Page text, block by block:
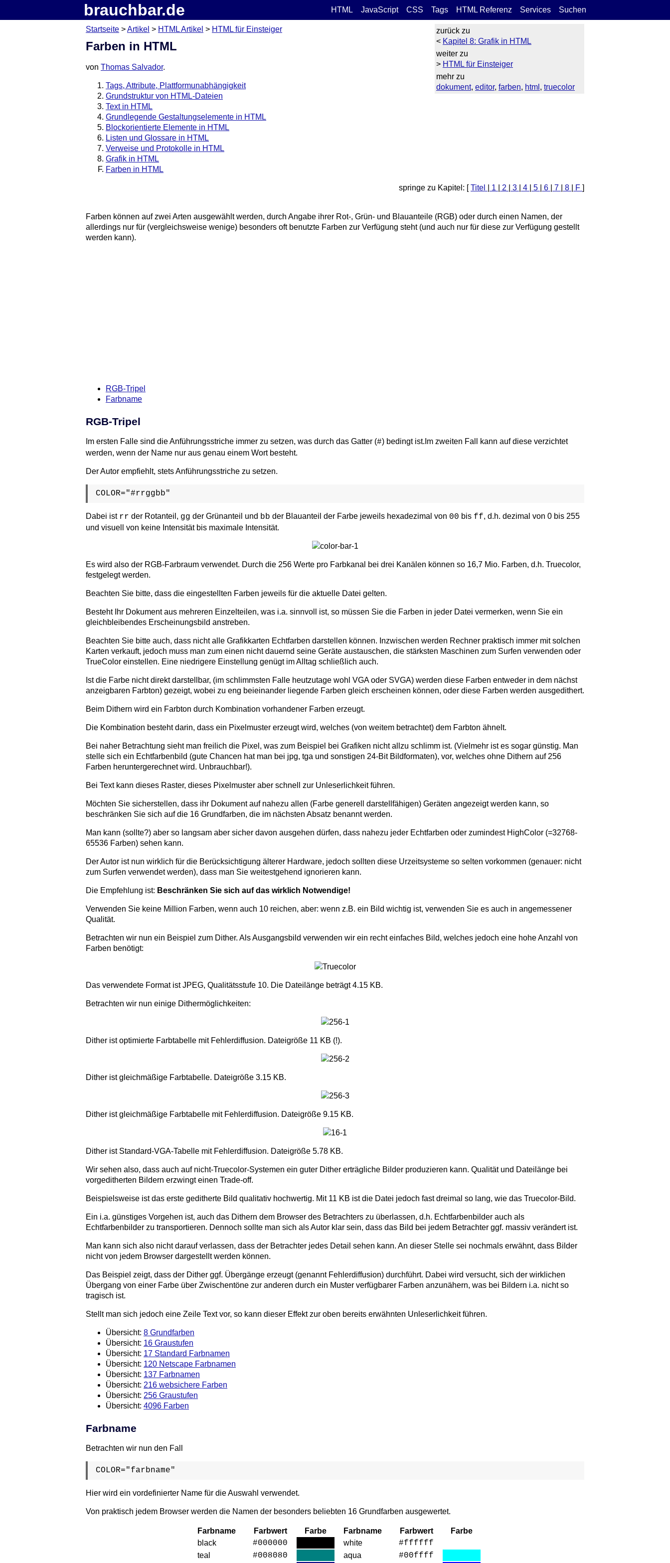
brauchbar.de HTML JavaScript CSS Tags HTML Referenz Services Suchen
zurück zu
< Kapitel 8: Grafik in HTML
weiter zu
> HTML für Einsteiger
mehr zu
dokument, editor, farben, html , truecolor
Startseite >Artikel > HTML Artikel > HTML für Einsteiger
Farben in HTML
von Thomas Salvador.
Tags, Attribute, Plattformunabhängigkeit
Grundstruktur von HTML-Dateien
Text in HTML
Grundlegende Gestaltungselemente in HTML
Blockorientierte Elemente in HTML
Listen und Glossare in HTML
Verweise und Protokolle in HTML
Grafik in HTML
Farben in HTML
springe zu Kapitel: [Titel 1 2 3 4 5 6 7 8 F ]
Farben können auf zwei Arten ausgewählt werden, durch Angabe ihrer Rot-, Grün- und Blauanteile (RGB) oder durch einen Namen, der
allerdings nur für (vergleichsweise wenige) besonders oft benutzte Farben zur Verfügung steht (und auch nur für diese zur Verfügung gestellt
werden kann).
RGB-Tripel
Farbname
RGB-Tripel
Im ersten Falle sind die Anführungsstriche immer zu setzen, was durch das Gatter (#) bedingt ist.Im zweiten Fall kann auf diese verzichtet
werden, wenn der Name nur aus genau einem Wort besteht.
Der Autor empfiehlt, stets Anführungsstriche zu setzen.
COLOR="#rrggbb"
Dabei ist rr der Rotanteil, gg der Grünanteil und bb der Blauanteil der Farbe jeweils hexadezimal von 00 bis ff, d.h. dezimal von 0 bis 255
und visuell von keine Intensität bis maximale Intensität.
Es wird also der RGB-Farbraum verwendet. Durch die 256 Werte pro Farbkanal bei drei Kanälen können so 16,7 Mio. Farben, d.h. Truecolor,
festgelegt werden.
Beachten Sie bitte, dass die eingestellten Farben jeweils für die aktuelle Datei gelten.
Besteht Ihr Dokument aus mehreren Einzelteilen, was i.a. sinnvoll ist, so müssen Sie die Farben in jeder Datei vermerken, wenn Sie ein
gleichbleibendes Erscheinungsbild anstreben.
Beachten Sie bitte auch, dass nicht alle Grafikkarten Echtfarben darstellen können. Inzwischen werden Rechner praktisch immer mit solchen
Karten verkauft, jedoch muss man zum einen nicht dauernd seine Geräte austauschen, die stärksten Maschinen zum Surfen verwenden oder
TrueColor einstellen. Eine niedrigere Einstellung genügt im Alltag schließlich auch.
Ist die Farbe nicht direkt darstellbar, (im schlimmsten Falle heutzutage wohl VGA oder SVGA) werden diese Farben entweder in dem nächst
anzeigbaren Farbton) gezeigt, wobei zu eng beieinander liegende Farben gleich erscheinen können, oder diese Farben werden ausgedithert.
Beim Dithern wird ein Farbton durch Kombination vorhandener Farben erzeugt.
Die Kombination besteht darin, dass ein Pixelmuster erzeugt wird, welches (von weitem betrachtet) dem Farbton ähnelt.
Bei naher Betrachtung sieht man freilich die Pixel, was zum Beispiel bei Grafiken nicht allzu schlimm ist. (Vielmehr ist es sogar günstig. Man
stelle sich ein Echtfarbenbild (gute Chancen hat man bei jpg, tga und sonstigen 24-Bit Bildformaten), vor, welches ohne Dithern auf 256
Farben heruntergerechnet wird. Unbrauchbar!).
Bei Text kann dieses Raster, dieses Pixelmuster aber schnell zur Unleserlichkeit führen.
Möchten Sie sicherstellen, dass ihr Dokument auf nahezu allen (Farbe generell darstellfähigen) Geräten angezeigt werden kann, so
beschränken Sie sich auf die 16 Grundfarben, die im nächsten Absatz benannt werden.
Man kann (sollte?) aber so langsam aber sicher davon ausgehen dürfen, dass nahezu jeder Echtfarben oder zumindest HighColor (=32768-
65536 Farben) sehen kann.
Der Autor ist nun wirklich für die Berücksichtigung älterer Hardware, jedoch sollten diese Urzeitsysteme so selten vorkommen (genauer: nicht
zum Surfen verwendet werden), dass man Sie weitestgehend ignorieren kann.
Die Empfehlung ist: Beschränken Sie sich auf das wirklich Notwendige!
Verwenden Sie keine Million Farben, wenn auch 10 reichen, aber: wenn z.B. ein Bild wichtig ist, verwenden Sie es auch in angemessener
Qualität.
Betrachten wir nun ein Beispiel zum Dither. Als Ausgangsbild verwenden wir ein recht einfaches Bild, welches jedoch eine hohe Anzahl von
Farben benötigt:
Das verwendete Format ist JPEG, Qualitätsstufe 10. Die Dateilänge beträgt 4.15 KB.
Betrachten wir nun einige Dithermöglichkeiten:
Dither ist optimierte Farbtabelle mit Fehlerdiffusion. Dateigröße 11 KB (!).
Dither ist gleichmäßige Farbtabelle. Dateigröße 3.15 KB.
Dither ist gleichmäßige Farbtabelle mit Fehlerdiffusion. Dateigröße 9.15 KB.
Dither ist Standard-VGA-Tabelle mit Fehlerdiffusion. Dateigröße 5.78 KB.
Wir sehen also, dass auch auf nicht-Truecolor-Systemen ein guter Dither erträgliche Bilder produzieren kann. Qualität und Dateilänge bei
vorgeditherten Bildern erzwingt einen Trade-off.
Beispielsweise ist das erste geditherte Bild qualitativ hochwertig. Mit 11 KB ist die Datei jedoch fast dreimal so lang, wie das Truecolor-Bild.
Ein i.a. günstiges Vorgehen ist, auch das Dithern dem Browser des Betrachters zu überlassen, d.h. Echtfarbenbilder auch als
Echtfarbenbilder zu transportieren. Dennoch sollte man sich als Autor klar sein, dass das Bild bei jedem Betrachter ggf. massiv verändert ist.
Man kann sich also nicht darauf verlassen, dass der Betrachter jedes Detail sehen kann. An dieser Stelle sei nochmals erwähnt, dass Bilder
nicht von jedem Browser dargestellt werden können.
Das Beispiel zeigt, dass der Dither ggf. Übergänge erzeugt (genannt Fehlerdiffusion) durchführt. Dabei wird versucht, sich der wirklichen
Übergang von einer Farbe über Zwischentöne zur anderen durch ein Muster verfügbarer Farben anzunähern, was bei Bildern i.a. nicht so
tragisch ist.
Stellt man sich jedoch eine Zeile Text vor, so kann dieser Effekt zur oben bereits erwähnten Unleserlichkeit führen.
Übersicht: 8 Grundfarben
Übersicht: 16 Graustufen
Übersicht: 17 Standard Farbnamen
Übersicht: 120 Netscape Farbnamen
Übersicht: 137 Farbnamen
Übersicht: 216 websichere Farben
Übersicht: 256 Graustufen
Übersicht: 4096 Farben
Farbname
Betrachten wir nun den Fall
COLOR="farbname"
Hier wird ein vordefinierter Name für die Auswahl verwendet.
Von praktisch jedem Browser werden die Namen der besonders beliebten 16 Grundfarben ausgewertet.
Farbname Farbwert Farbe Farbname Farbwert
Farbe
black
#000000 white #ffffff
teal #008080 aqua #00ffff